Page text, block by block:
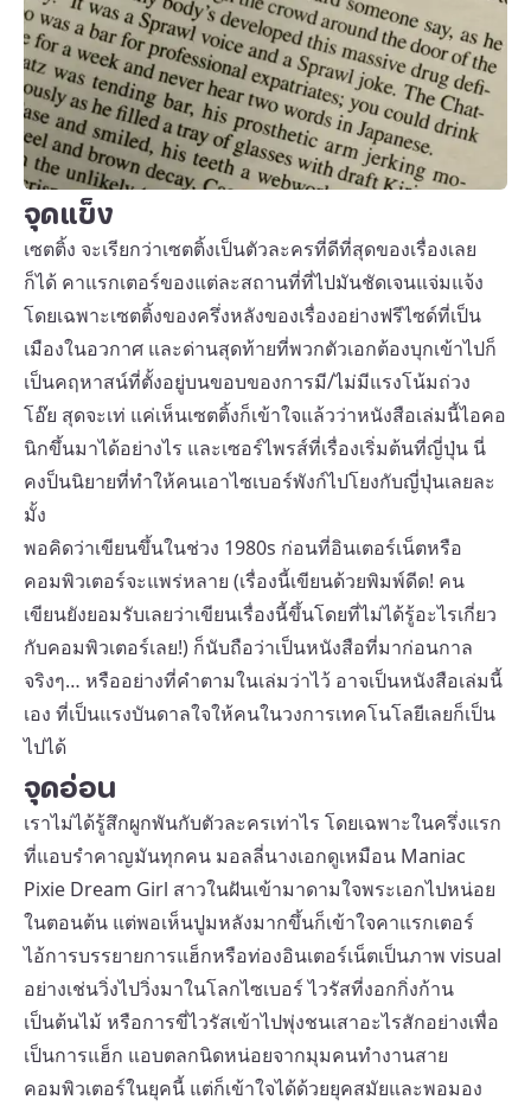
จุดแข็ง
เซตติ้ง จะเรียกว่าเซตติ้งเป็นตัวละครที่ดีที่สุดของเรื่องเลย
ก็ได้ คาแรกเตอร์ของแต่ละสถานที่ที่ไปมันชัดเจนแจ่มแจ้ง
โดยเฉพาะเซตติ้งของครึ่งหลังของเรื่องอย่างฟรีไซด์ที่เป็น
เมืองในอวกาศ และด่านสุดท้ายที่พวกตัวเอกต้องบุกเข้าไปก็
เป็นคฤหาสน์ที่ตั้งอยู่บนขอบของการมี/ไม่มีแรงโน้มถ่วง
โอ๊ย สุดจะเท่ แค่เห็นเซตติ้งก็เข้าใจแล้วว่าหนังสือเล่มนี้ไอคอ
นิกขึ้นมาได้อย่างไร และเซอร์ไพรส์ที่เรื่องเริ่มต้นที่ญี่ปุ่น นี่
คงป็นนิยายที่ทำให้คนเอาไซเบอร์พังก์ไปโยงกับญี่ปุ่นเลยละ
มั้ง
พอคิดว่าเขียนขึ้นในช่วง 1980s ก่อนที่อินเตอร์เน็ตหรือ
คอมพิวเตอร์จะแพร่หลาย (เรื่องนี้เขียนด้วยพิมพ์ดีด! คน
เขียนยังยอมรับเลยว่าเขียนเรื่องนี้ขึ้นโดยที่ไม่ได้รู้อะไรเกี่ยว
กับคอมพิวเตอร์เลย!) ก็นับถือว่าเป็นหนังสือที่มาก่อนกาล
จริงๆ… หรืออย่างที่คำตามในเล่มว่าไว้ อาจเป็นหนังสือเล่มนี้
เอง ที่เป็นแรงบันดาลใจให้คนในวงการเทคโนโลยีเลยก็เป็น
ไปได้
จุดอ่อน
เราไม่ได้รู้สึกผูกพันกับตัวละครเท่าไร โดยเฉพาะในครึ่งแรก
ที่แอบรำคาญมันทุกคน มอลลี่นางเอกดูเหมือน Maniac
Pixie Dream Girl สาวในฝันเข้ามาดามใจพระเอกไปหน่อย
ในตอนต้น แต่พอเห็นปูมหลังมากขึ้นก็เข้าใจคาแรกเตอร์
ไอ้การบรรยายการแฮ็กหรือท่องอินเตอร์เน็ตเป็นภาพ visual
อย่างเช่นวิ่งไปวิ่งมาในโลกไซเบอร์ ไวรัสที่งอกกิ่งก้าน
เป็นต้นไม้ หรือการขี่ไวรัสเข้าไปพุ่งชนเสาอะไรสักอย่างเพื่อ
เป็นการแฮ็ก แอบตลกนิดหน่อยจากมุมคนทำงานสาย
คอมพิวเตอร์ในยุคนี้ แต่ก็เข้าใจได้ด้วยยุคสมัยและพอมอง